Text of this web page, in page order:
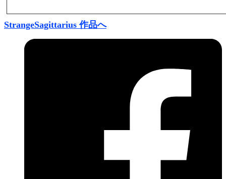
StrangeSagittarius 作品へ